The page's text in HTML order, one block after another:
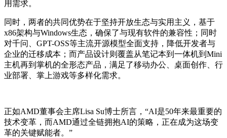
用需求。
同时，两者的共同优势在于坚持开放生态与实用主义，基于
x86架构与Windows生态，确保了与现有软件的兼容性；同时
对千问、GPT-OSS等主流开源模型全面支持，降低开发者与
企业的迁移成本；而产品设计则覆盖从笔记本到一体机到Mini
主机再到掌机的全形态产品，满足了移动办公、桌面创作、行
业部署、掌上游戏等多样化需求。
正如AMD董事会主席Lisa Su博士所言，“AI是50年来最重要的
技术变革，而AMD通过全链拥抱AI的策略，正在成为这场变
革的关键赋能者。”